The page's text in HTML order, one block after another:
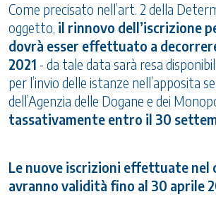
Come precisato nell’art. 2 della
oggetto, il rinnovo dell’iscrizione
dovrà esser effettuato a
2021 - da tale data sarà resa
per l’invio delle istanze nell’apposita
dell’Agenzia delle Dogane e dei
tassativamente entro il 30
Le nuove iscrizioni effettuate nel
avranno validità fino al 30 aprile